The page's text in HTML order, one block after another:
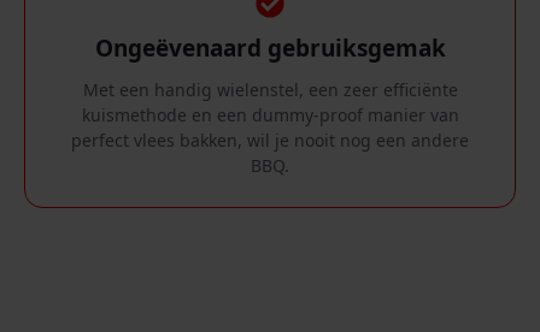
Ongeëvenaard gebruiksgemak
Met een handig wielenstel, een zeer efficiënte
kuismethode en een dummy-proof manier van
perfect vlees bakken, wil je nooit nog een andere
BBQ.